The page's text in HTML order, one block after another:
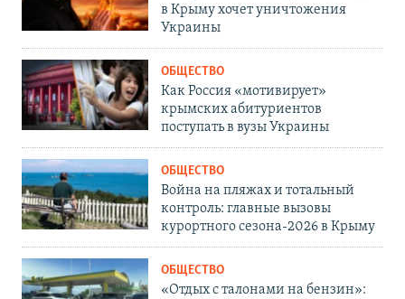
в Крыму хочет уничтожения
Украины
ОБЩЕСТВО
Как Россия «мотивирует»
крымских абитуриентов
поступать в вузы Украины
ОБЩЕСТВО
Война на пляжах и тотальный
контроль: главные вызовы
курортного сезона-2026 в Крыму
ОБЩЕСТВО
«Отдых с талонами на бензин»: